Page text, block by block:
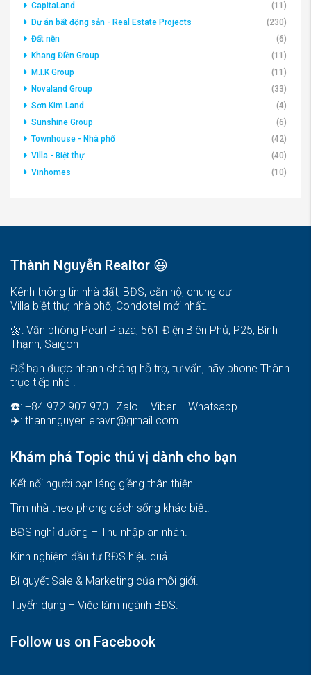
CapitaLand
(11)
Dự án bất động sản - Real Estate Projects
(230)
Đất nền
(6)
Khang Điền Group
(11)
M.I.K Group
(11)
Novaland Group
(33)
Sơn Kim Land
(4)
Sunshine Group
(6)
Townhouse - Nhà phố
(42)
Villa - Biệt thự
(40)
Vinhomes
(10)
Thành Nguyễn Realtor 😃
Kênh thông tin nhà đất, BĐS, căn hộ, chung cư
Villa biệt thự, nhà phố, Condotel mới nhất.
🌼: Văn phòng Pearl Plaza, 561 Điện Biên Phủ, P25, Bình
Thạnh, Saigon
Để bạn được nhanh chóng hỗ trợ, tư vấn, hãy phone Thành
trực tiếp nhé !
☎️: +84.972.907.970 | Zalo – Viber – Whatsapp.
✈️: thanhnguyen.eravn@gmail.com
Khám phá Topic thú vị dành cho bạn
Kết nối người bạn láng giềng thân thiện.
Tìm nhà theo phong cách sống khác biệt.
BĐS nghỉ dưỡng – Thu nhập an nhàn.
Kinh nghiệm đầu tư BĐS hiệu quả.
Bí quyết Sale & Marketing của môi giới.
Tuyển dụng – Việc làm ngành BĐS.
Follow us on Facebook